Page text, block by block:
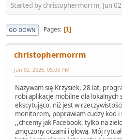
Started by christophermorrm, Jun
GO DOWN Pages 1
christophermorrm
Jun 02, 2026, 05:03 PM
Nazywam się Krzysiek, 28 lat,
robi aplikacje mobilne dla lokalnych
ekscytująco, niż jest w
monitorem, poprawiam cudzy kod i
,,chcemy jak Facebook, tylko na
zmęczony oczami i głową. Mój